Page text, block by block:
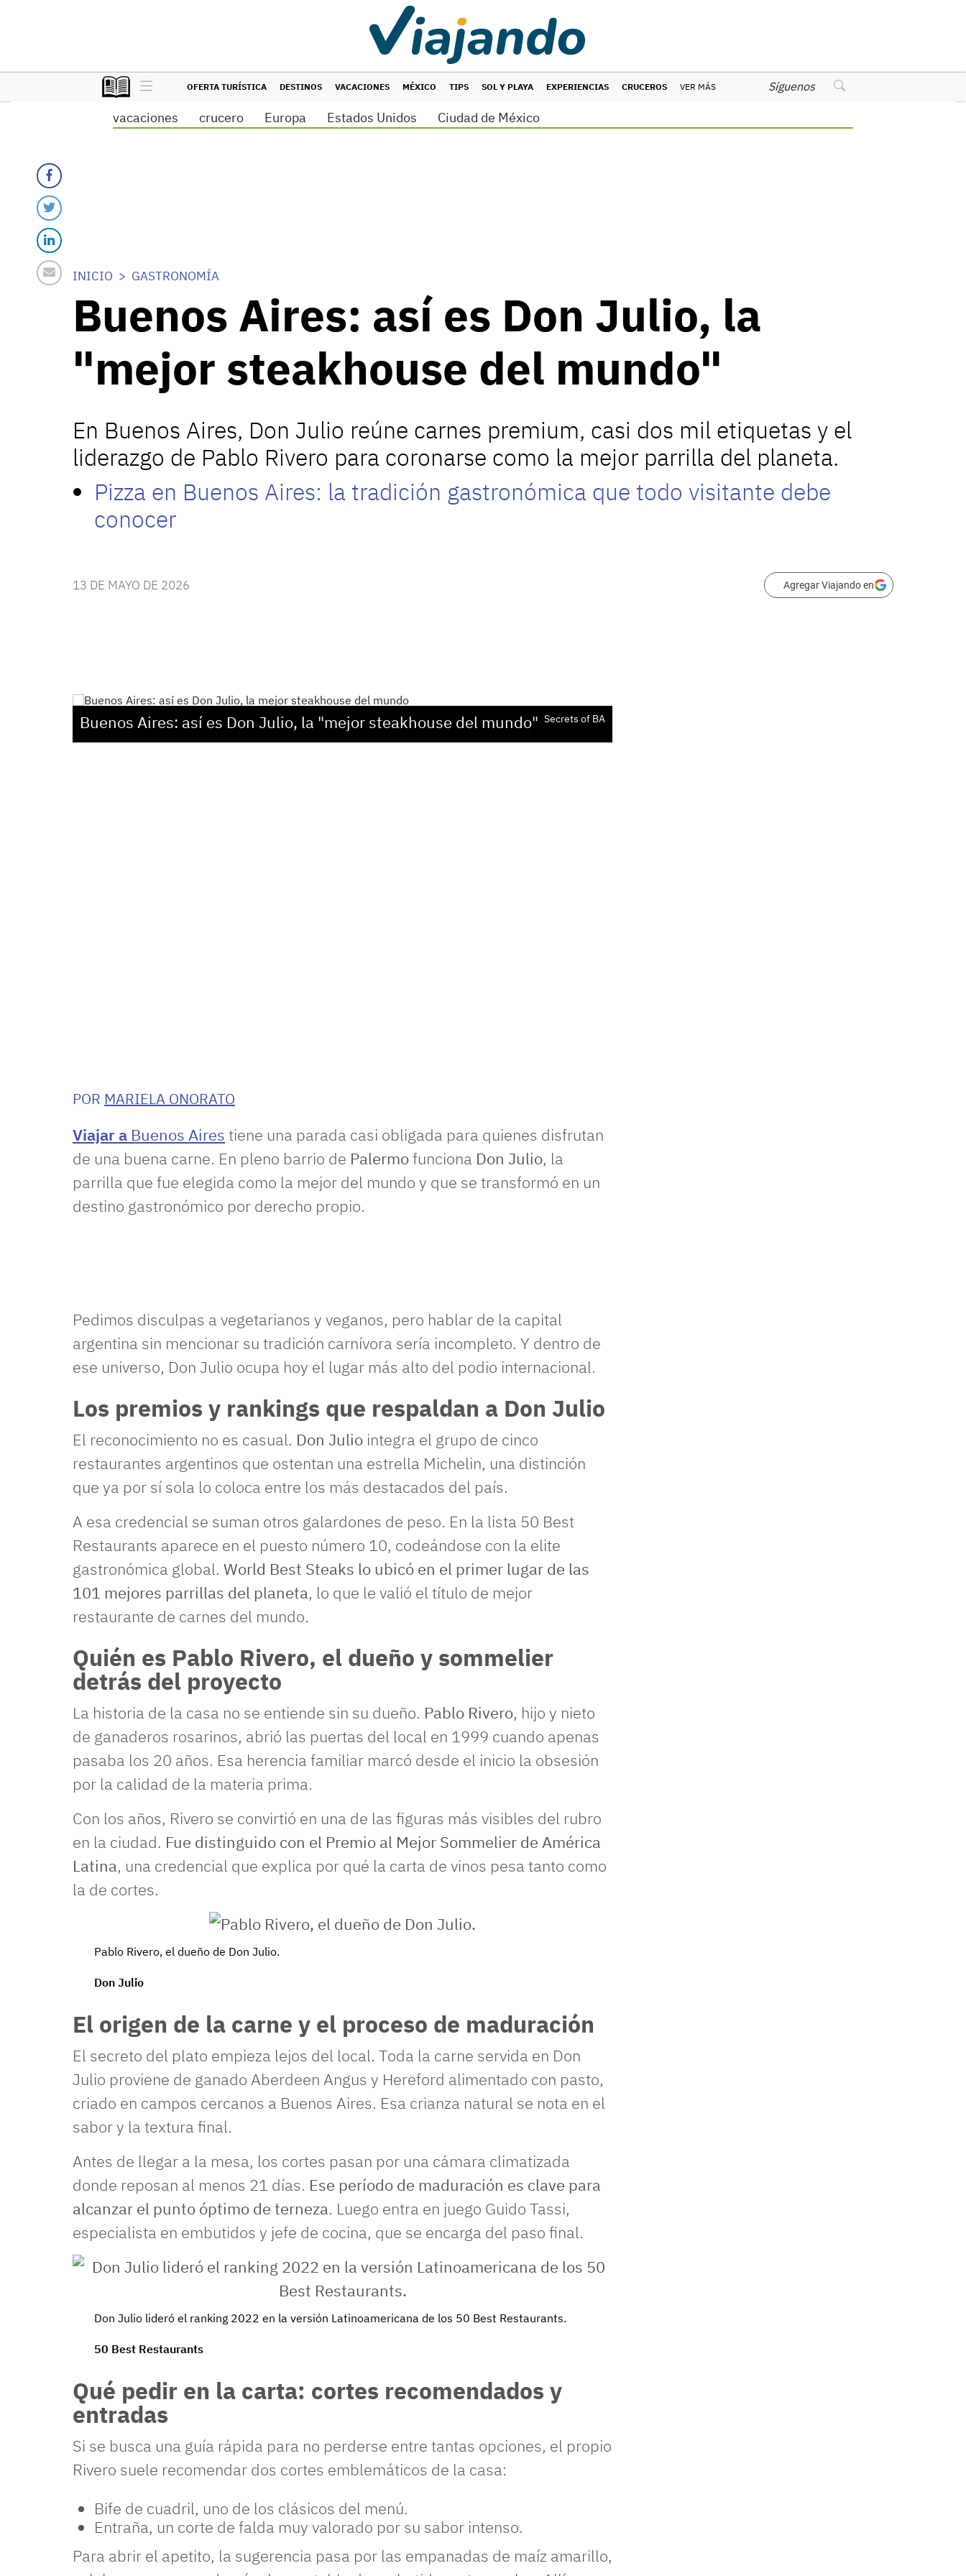
OFERTA TURÍSTICA DESTINOS VACACIONES MÉXICO TIPS SOL Y PLAYA EXPERIENCIAS CRUCEROS VER MÁS Síguenos
vacaciones crucero Europa Estados Unidos Ciudad de México
INICIO GASTRONOMÍA
Buenos Aires: así es Don Julio, la
"mejor steakhouse del mundo"
En Buenos Aires, Don Julio reúne carnes premium, casi dos mil etiquetas y el
liderazgo de Pablo Rivero para coronarse como la mejor parrilla del planeta.
Pizza en Buenos Aires: la tradición gastronómica que todo visitante debe
conocer
13 DE MAYO DE 2026 Agregar Viajando en
Buenos Aires: así es Don Julio, la "mejor steakhouse del mundo" Secrets of BA
POR MARIELA ONORATO
Viajar a Buenos Aires tiene una parada casi obligada para quienes disfrutan
de una buena carne. En pleno barrio de Palermofunciona Don Julio, la
parrilla que fue elegida como la mejor del mundo y que se transformó en un
destino gastronómico por derecho propio.
Pedimos disculpas a vegetarianos y veganos, pero hablar de la capital
argentina sin mencionar su tradición carnívora sería incompleto. Y dentro de
ese universo, Don Julio ocupa hoy el lugar más alto del podio internacional.
Los premios y rankings que respaldan a Don Julio
El reconocimiento no es casual. Don Julio integra el grupo de cinco
restaurantes argentinos que ostentan una estrella Michelin, una distinción
que ya por sí sola lo coloca entre los más destacados del país.
A esa credencial se suman otros galardones de peso. En la lista 50 Best
Restaurants aparece en el puesto número 10, codeándose con la elite
gastronómica global. World Best Steaks lo ubicó en el primer lugar de las
101 mejores parrillas del planeta, lo que le valió el título de mejor
restaurante de carnes del mundo.
Quién es Pablo Rivero, el dueño y sommelier
detrás del proyecto
La historia de la casa no se entiende sin su dueño. Pablo Rivero, hijo y nieto
de ganaderos rosarinos, abrió las puertas del local en 1999 cuando apenas
pasaba los 20 años. Esa herencia familiar marcó desde el inicio la obsesión
por la calidad de la materia prima.
Con los años, Rivero se convirtió en una de las figuras más visibles del rubro
en la ciudad. Fue distinguido con el Premio al Mejor Sommelier de América
Latina, una credencial que explica por qué la carta de vinos pesa tanto como
la de cortes.
Pablo Rivero, el dueño de Don Julio.
Don Julio
El origen de la carne y el proceso de maduración
El secreto del plato empieza lejos del local. Toda la carne servida en Don
Julio proviene de ganado Aberdeen Angus y Hereford alimentado con pasto,
criado en campos cercanos a Buenos Aires. Esa crianza natural se nota en el
sabor y la textura final.
Antes de llegar a la mesa, los cortes pasan por una cámara climatizada
donde reposan al menos 21 días. Ese período de maduración es clave para
alcanzar el punto óptimo de terneza. Luego entra en juego Guido Tassi,
especialista en embutidos y jefe de cocina, que se encarga del paso final.
Don Julio lideró el ranking 2022 en la versión Latinoamericana de los 50 Best Restaurants.
50 Best Restaurants
Qué pedir en la carta: cortes recomendados y
entradas
Si se busca una guía rápida para no perderse entre tantas opciones, el propio
Rivero suele recomendar dos cortes emblemáticos de la casa:
Bife de cuadril, uno de los clásicos del menú.
Entraña, un corte de falda muy valorado por su sabor intenso.
Para abrir el apetito, la sugerencia pasa por las empanadas de maíz amarillo,